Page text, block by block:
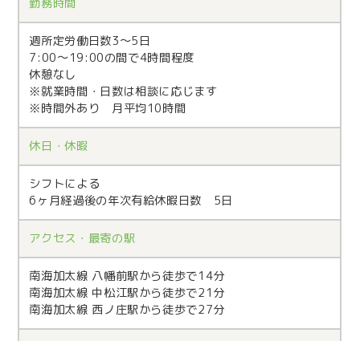
勤務時間
週所定労働日数3～5日
7:00～19:00の間で4時間程度
休憩なし
※就業時間・日数は相談に応じます
※時間外あり 月平均10時間
休日・休暇
シフトによる
6ヶ月経過後の年次有給休暇日数 5日
アクセス・ 最寄の駅
南海加太線 八幡前駅から徒歩で14分
南海加太線 中松江駅から徒歩で21分
南海加太線 西ノ庄駅から徒歩で27分